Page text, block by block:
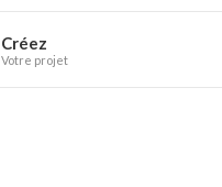
Créez
Votre projet